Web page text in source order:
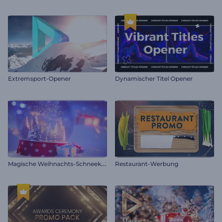
Extremsport-Opener Dynamischer Titel Opener
M
agische Weihnachts-Schneekugel Restaurant-Werbung